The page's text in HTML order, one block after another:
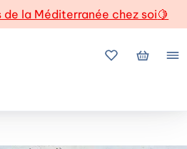
de la Méditerranée chez soi🍋
Mes favoris
Mon